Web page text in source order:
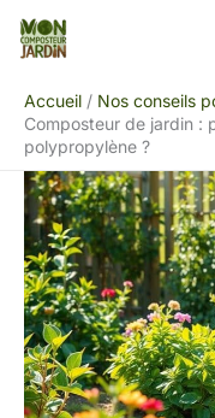
Aller
Accueil
Nos conseils
Composteur de jardin :
polypropylène ?
Rechercher